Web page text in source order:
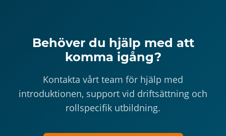
Behöver du hjälp med att
komma igång?
Kontakta vårt team för hjälp med
introduktionen, support vid driftsättning och
rollspecifik utbildning.